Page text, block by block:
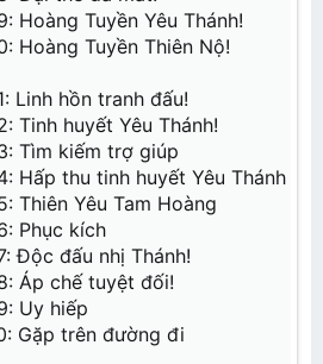
điểm
phiến
cao cấp đấu kĩ
tàn khốc
luyện dược sư Cốc Ni
Quyết
đãi tục
xuất
đệ thất đoạn
Hấp chưởng
đích nhật tử
Hoàng Tuyền Yêu Thánh!
Hoàng Tuyền Thiên Nộ!
Linh hồn tranh đấu!
Tinh huyết Yêu Thánh!
Tìm kiếm trợ giúp
Hấp thu tinh huyết Yêu Thánh
Thiên Yêu Tam Hoàng
Phục kích
Độc đấu nhị Thánh!
Áp chế tuyệt đối!
Uy hiếp
Gặp trên đường đi